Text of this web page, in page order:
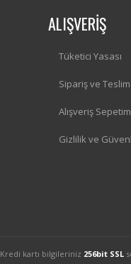
ALIŞVERİŞ
Tüketici Yasası
Sipariş ve
Alışveriş Sepetim
Gizlilik ve
Kredi kartı bilgileriniz 256bit SSL